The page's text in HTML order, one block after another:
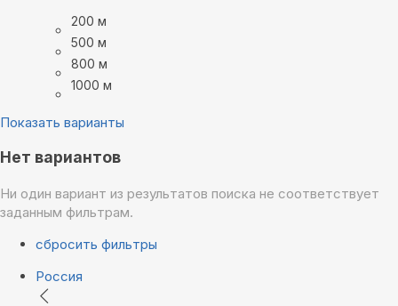
200 м
500 м
800 м
1000 м
Показать варианты
Нет вариантов
Ни один вариант из результатов поиска не соответствует
заданным фильтрам.
сбросить фильтры
Россия